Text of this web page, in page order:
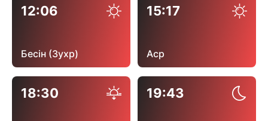
12:06
Бесін (Зухр)
15:17
Аср
18:30 19:43